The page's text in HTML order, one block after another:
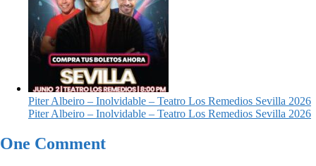
Piter Albeiro – Inolvidable – Teatro Los Remedios Sevilla 2026
Piter Albeiro – Inolvidable – Teatro Los Remedios Sevilla 2026
One Comment